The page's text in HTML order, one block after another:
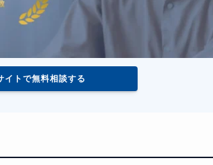
イトで無料相談する